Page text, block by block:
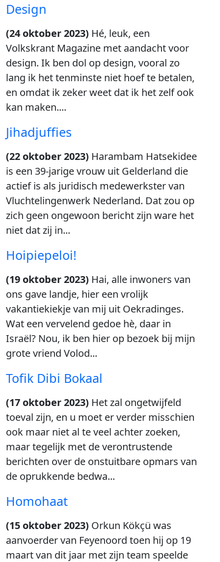
Design
(24 oktober 2023) Hé, leuk, een
Volkskrant Magazine met aandacht voor
design. Ik ben dol op design, vooral zo
lang ik het tenminste niet hoef te betalen,
en omdat ik zeker weet dat ik het zelf ook
kan maken....
Jihadjuffies
(22 oktober 2023) Harambam Hatsekidee
is een 39-jarige vrouw uit Gelderland die
actief is als juridisch medewerkster van
Vluchtelingenwerk Nederland. Dat zou op
zich geen ongewoon bericht zijn ware het
niet dat zij in...
Hoipiepeloi!
(19 oktober 2023) Hai, alle inwoners van
ons gave landje, hier een vrolijk
vakantiekiekje van mij uit Oekradinges.
Wat een vervelend gedoe hè, daar in
Israël? Nou, ik ben hier op bezoek bij mijn
grote vriend Volod...
Tofik Dibi Bokaal
(17 oktober 2023) Het zal ongetwijfeld
toeval zijn, en u moet er verder misschien
ook maar niet al te veel achter zoeken,
maar tegelijk met de verontrustende
berichten over de onstuitbare opmars van
de oprukkende bedwa...
Homohaat
(15 oktober 2023) Orkun Kökçü was
aanvoerder van Feyenoord toen hij op 19
maart van dit jaar met zijn team speelde